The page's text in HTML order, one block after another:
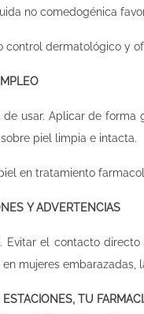
no comedogénica
control dermatológico y
usar. Aplicar de forma
piel limpia e intacta.
en tratamiento
Y ADVERTENCIAS
Evitar el contacto
en mujeres
ESTACIONES, TU